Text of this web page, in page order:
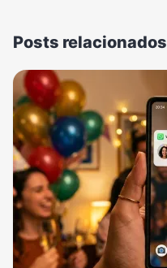
Posts relacionados